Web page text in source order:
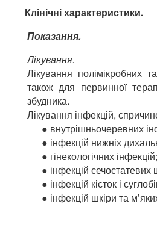
Клінічні характеристики.
Показання.
Лікування.
Лікування полімікробних
також для первинної
збудника.
Лікування інфекцій,
● внутрішньочеревних
● інфекцій нижніх
● гінекологічних інфекцій;
● інфекцій сечостатевих
● інфекцій кісток і
● інфекцій шкіри та